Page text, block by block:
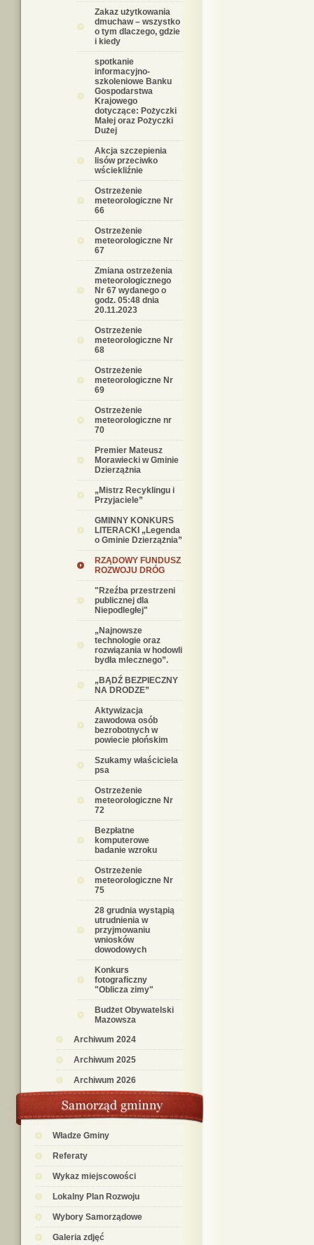
Zakaz użytkowania
dmuchaw – wszystko
o tym dlaczego, gdzie
i kiedy
spotkanie
informacyjno-
szkoleniowe Banku
Gospodarstwa
Krajowego
dotyczące: Pożyczki
Małej oraz Pożyczki
Dużej
Akcja szczepienia
lisów przeciwko
wściekliźnie
Ostrzeżenie
meteorologiczne Nr
66
Ostrzeżenie
meteorologiczne Nr
67
Zmiana ostrzeżenia
meteorologicznego
Nr 67 wydanego o
godz. 05:48 dnia
20.11.2023
Ostrzeżenie
meteorologiczne Nr
68
Ostrzeżenie
meteorologiczne Nr
69
Ostrzeżenie
meteorologiczne nr
70
Premier Mateusz
Morawiecki w Gminie
Dzierzążnia
„Mistrz Recyklingu i
Przyjaciele”
GMINNY KONKURS
LITERACKI „Legenda
o Gminie Dzierzążnia”
RZĄDOWY FUNDUSZ
ROZWOJU DRÓG
"Rzeźba przestrzeni
publicznej dla
Niepodległej"
„Najnowsze
technologie oraz
rozwiązania w hodowli
bydła mlecznego”.
„BĄDŹ BEZPIECZNY
NA DRODZE”
Aktywizacja
zawodowa osób
bezrobotnych w
powiecie płońskim
Szukamy właściciela
psa
Ostrzeżenie
meteorologiczne Nr
72
Bezpłatne
komputerowe
badanie wzroku
Ostrzeżenie
meteorologiczne Nr
75
28 grudnia wystąpią
utrudnienia w
przyjmowaniu
wniosków
dowodowych
Konkurs
fotograficzny
"Oblicza zimy"
Budżet Obywatelski
Mazowsza
Archiwum 2024
Archiwum 2025
Archiwum 2026
Władze Gminy
Referaty
Wykaz miejscowości
Lokalny Plan Rozwoju
Wybory Samorządowe
Galeria zdjęć